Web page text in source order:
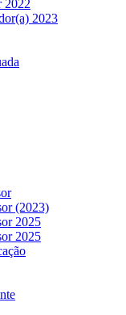
2022
2023
(2023)
2025
2025